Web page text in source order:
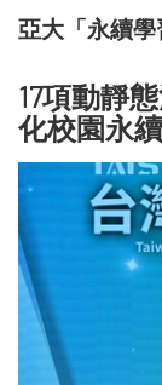
亞大「永續
17項動靜
化校園永